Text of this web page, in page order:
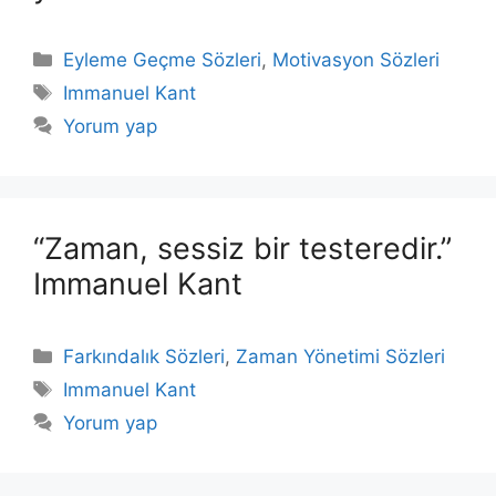
Kategoriler
Eyleme Geçme Sözleri, Motivasyon Sözleri
Etiketler
Immanuel Kant
Yorum yap
“Zaman, sessiz bir testeredir.”
Immanuel Kant
Kategoriler
Farkındalık Sözleri, Zaman Yönetimi Sözleri
Etiketler
Immanuel Kant
Yorum yap